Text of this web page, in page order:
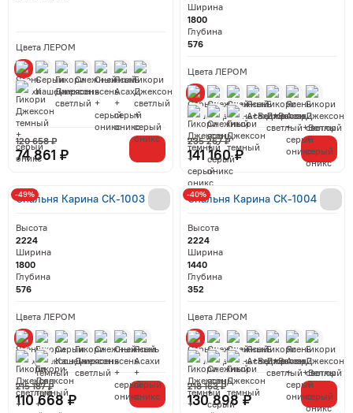
Цвета ЛЕРОМ
74 861 ₽
120 658 ₽
Ширина
1800
Глубина
576
Цвета ЛЕРОМ
141 160 ₽
235 267 ₽
Спальня Карина СК-1003
Высота
2224
Ширина
1800
Глубина
576
Цвета ЛЕРОМ
110 668 ₽
215 187 ₽
-49% Спальня Карина СК-1004
Высота
2224
Ширина
1440
Глубина
352
Цвета ЛЕРОМ
130 898 ₽
218 163 ₽
-40%